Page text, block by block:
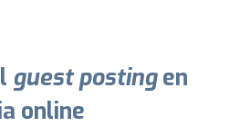
guest postingen
online